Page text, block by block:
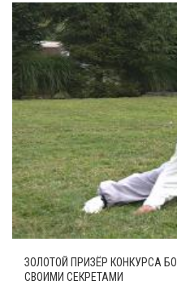
ЗОЛОТОЙ ПРИЗЁР КОНКУРСА
СВОИМИ СЕКРЕТАМИ